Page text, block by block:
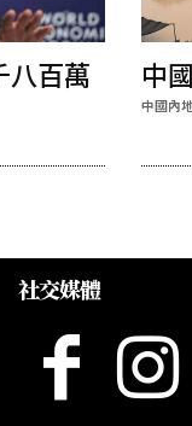
八百萬
中
中國內
社交媒體